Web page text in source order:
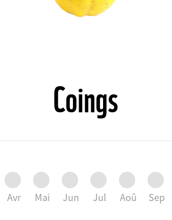
Coings
Avr Mai Jun Jul Aoû Sep